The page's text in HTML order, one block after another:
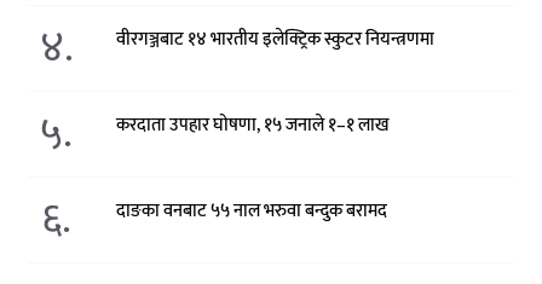
४. वीरगञ्जबाट १४ भारतीय इलेक्ट्रिक स्कुटर नियन्त्रणमा
५. करदाता उपहार घोषणा, १५ जनाले १–१ लाख
६. दाङका वनबाट ५५ नाल भरुवा बन्दुक बरामद